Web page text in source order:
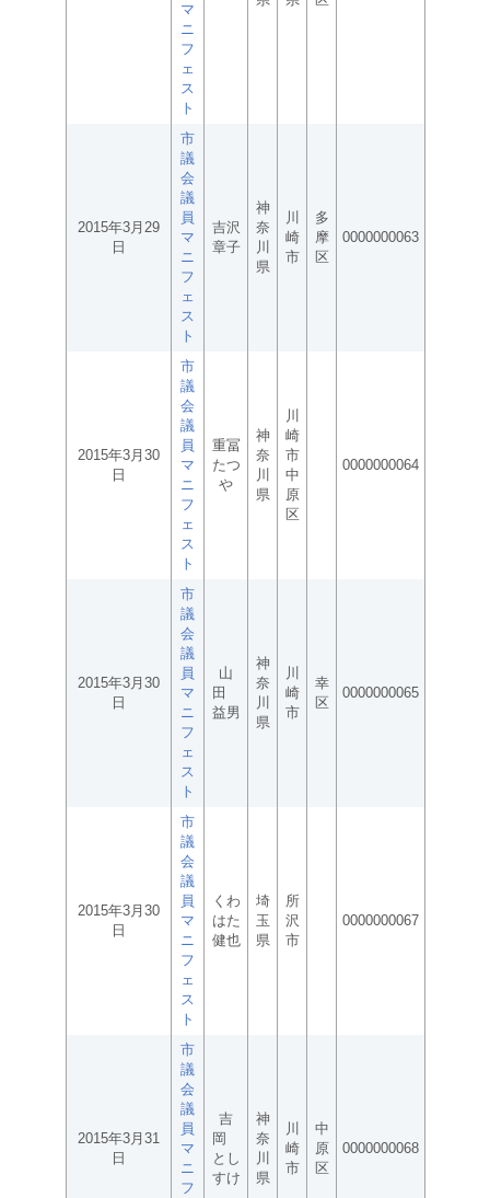
マ
ニ
フ
ェ
ス
ト
2015年3月29
日
市
議
会
議
員
マ
ニ
フ
ェ
ス
ト
吉沢
章子
神
奈
川
県
川
崎
市
多
摩
区
0000000063
2015年3月30
日
市
議
会
議
員
マ
ニ
フ
ェ
ス
ト
重冨
たつ
や
神
奈
川
県
川
崎
市
中
原
区
0000000064
2015年3月30
日
市
議
会
議
員
マ
ニ
フ
ェ
ス
ト
山
田
益男
神
奈
川
県
川
崎
市
幸
区
0000000065
2015年3月30
日
市
議
会
議
員
マ
ニ
フ
ェ
ス
ト
くわ
はた
健也
埼
玉
県
所
沢
市
0000000067
2015年3月31
日
市
議
会
議
員
マ
ニ
フ
吉
岡
とし
すけ
神
奈
川
県
川
崎
市
中
原
区
0000000068